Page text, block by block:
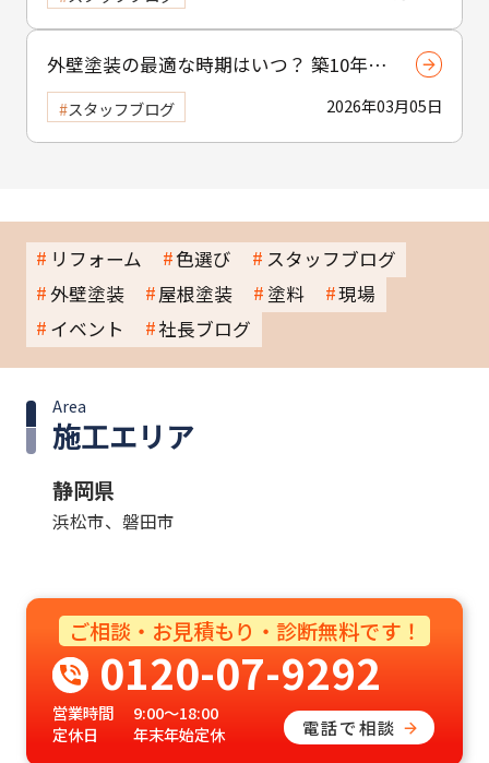
外壁塗装の最適な時期はいつ？ 築10年は
あくまで目安！ プロが教える失敗しない
見極め術
2026年03月05日
スタッフブログ
リフォーム 色選び
スタッフブログ
外壁塗装
屋根塗装 塗料
現場
イベント
社長ブログ
施工エリア
Area
静岡県
浜松市、磐田市
ご相談・お見積もり・診断無料です！
0120-07-9292
営業時間
9:00〜18:00
定休日
年末年始定休 電話で相談